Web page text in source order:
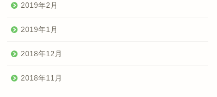
2019年2月
2019年1月
2018年12月
2018年11月